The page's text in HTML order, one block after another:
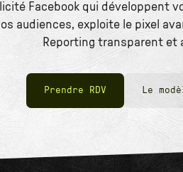
Facebook qui développent
audiences, exploite le pixel
Reporting transparent et
Prendre RDV Le